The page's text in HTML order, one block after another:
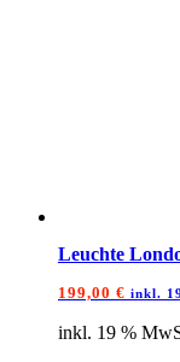
Leuchte
199,00 € inkl.
inkl. 19 %